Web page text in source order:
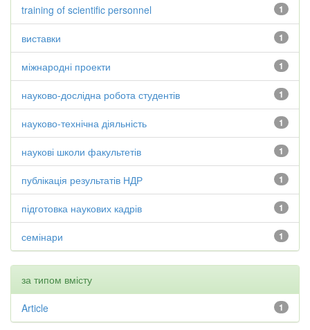
1
training of scientific personnel
1
виставки
1
міжнародні проекти
1
науково-дослідна робота студентів
1
науково-технічна діяльність
1
наукові школи факультетів
1
публікація результатів НДР
1
підготовка наукових кадрів
1
семінари
за типом вмісту
1
Article